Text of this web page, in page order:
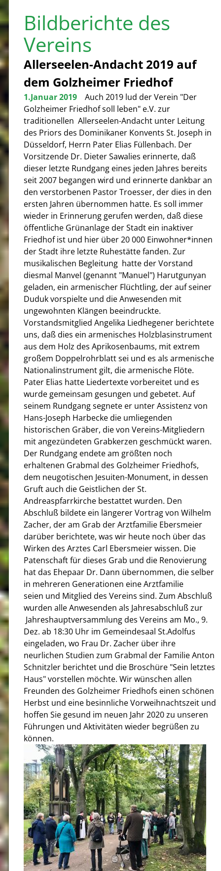
Bildberichte des
Vereins
Allerseelen-Andacht 2019 auf
dem Golzheimer Friedhof
1.Januar 2019
Auch 2019 lud der Verein "Der
Golzheimer Friedhof soll leben" e.V. zur
traditionellen Allerseelen-Andacht unter Leitung
des Priors des Dominikaner Konvents St. Joseph in
Düsseldorf, Herrn Pater Elias Füllenbach. Der
Vorsitzende Dr. Dieter Sawalies erinnerte, daß
dieser letzte Rundgang eines jeden Jahres bereits
seit 2007 begangen wird und erinnerte dankbar an
den verstorbenen Pastor Troesser, der dies in den
ersten Jahren übernommen hatte. Es soll immer
wieder in Erinnerung gerufen werden, daß diese
öffentliche Grünanlage der Stadt ein inaktiver
Friedhof ist und hier über 20 000 Einwohner*innen
der Stadt ihre letzte Ruhestätte fanden. Zur
musikalischen Begleitung hatte der Vorstand
diesmal Manvel (genannt "Manuel") Harutgunyan
geladen, ein armenischer Flüchtling, der auf seiner
Duduk vorspielte und die Anwesenden mit
ungewohnten Klängen beeindruckte.
Vorstandsmitglied Angelika Liedhegener berichtete
uns, daß dies ein armenisches Holzblasinstrument
aus dem Holz des Aprikosenbaums, mit extrem
großem Doppelrohrblatt sei und es als armenische
Nationalinstrument gilt, die armenische Flöte.
Pater Elias hatte Liedertexte vorbereitet und es
wurde gemeinsam gesungen und gebetet. Auf
seinem Rundgang segnete er unter Assistenz von
Hans-Joseph Harbecke die umliegenden
historischen Gräber, die von Vereins-Mitgliedern
mit angezündeten Grabkerzen geschmückt waren.
Der Rundgang endete am größten noch
erhaltenen Grabmal des Golzheimer Friedhofs,
dem neugotischen Jesuiten-Monument, in dessen
Gruft auch die Geistlichen der St.
Andreaspfarrkirche bestattet wurden. Den
Abschluß bildete ein längerer Vortrag von Wilhelm
Zacher, der am Grab der Arztfamilie Ebersmeier
darüber berichtete, was wir heute noch über das
Wirken des Arztes Carl Ebersmeier wissen. Die
Patenschaft für dieses Grab und die Renovierung
hat das Ehepaar Dr. Dann übernommen, die selber
in mehreren Generationen eine Arztfamilie
seien und Mitglied des Vereins sind. Zum Abschluß
wurden alle Anwesenden als Jahresabschluß zur
Jahreshauptversammlung des Vereins am Mo., 9.
Dez. ab 18:30 Uhr im Gemeindesaal St.Adolfus
eingeladen, wo Frau Dr. Zacher über ihre
neurlichen Studien zum Grabmal der Familie Anton
Schnitzler berichtet und die Broschüre "Sein letztes
Haus" vorstellen möchte. Wir wünschen allen
Freunden des Golzheimer Friedhofs einen schönen
Herbst und eine besinnliche Vorweihnachtszeit und
hoffen Sie gesund im neuen Jahr 2020 zu unseren
Führungen und Aktivitäten wieder begrüßen zu
können.